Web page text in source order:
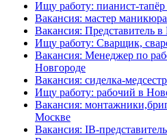
Ищу работу: пианист-тапёр
Вакансия: мастер
Вакансия: Представитель в
Ищу работу: Сварщик,
Вакансия: Менеджер по
Новгороде
Вакансия: сиделка-
Ищу работу: рабочий в
Вакансия:
Москве
Вакансия: IB-